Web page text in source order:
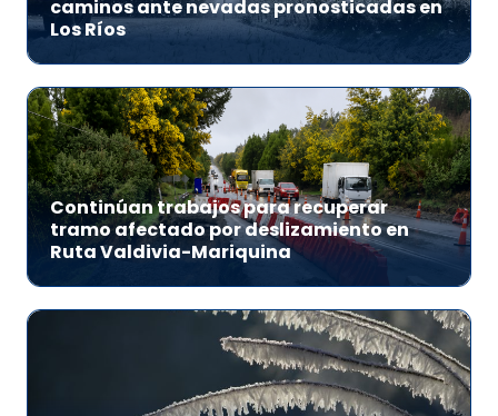
caminos ante nevadas pronosticadas en
Los Ríos
Continúan trabajos para recuperar
tramo afectado por deslizamiento en
Ruta Valdivia-Mariquina